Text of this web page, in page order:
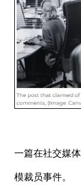
一篇在社交媒
模裁员事件。